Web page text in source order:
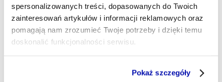
spersonalizowanych treści, dopasowanych do Twoich
zainteresowań artykułów i informacji reklamowych oraz
pomagają nam zrozumieć Twoje potrzeby i dzięki temu
doskonalić funkcjonalności serwisu.
Pokaż szczegóły